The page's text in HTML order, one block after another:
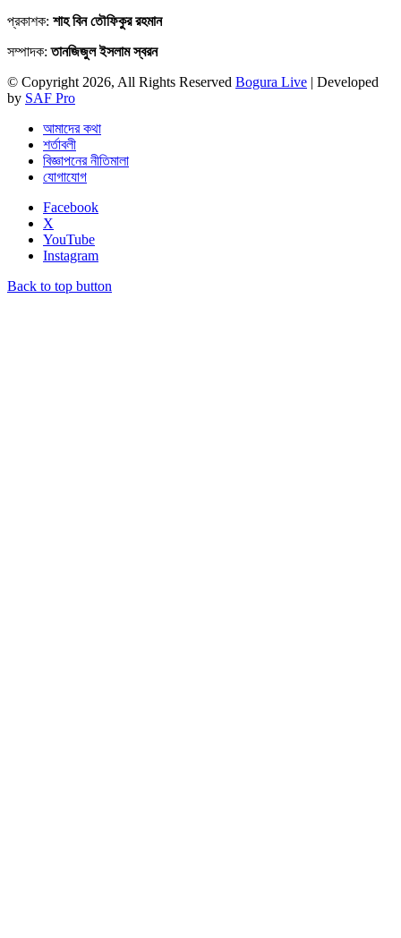
প্রকাশক: শাহ বিন তৌফিকুর রহমান
সম্পাদক:তানজিজুল ইসলাম স্বরন
© Copyright 2026, All Rights Reserved Bogura Live | Developed
by SAF Pro
আমাদের কথা
শর্তাবলী
বিজ্ঞাপনের নীতিমালা
যোগাযোগ
Facebook
X
YouTube
Instagram
Back to top button